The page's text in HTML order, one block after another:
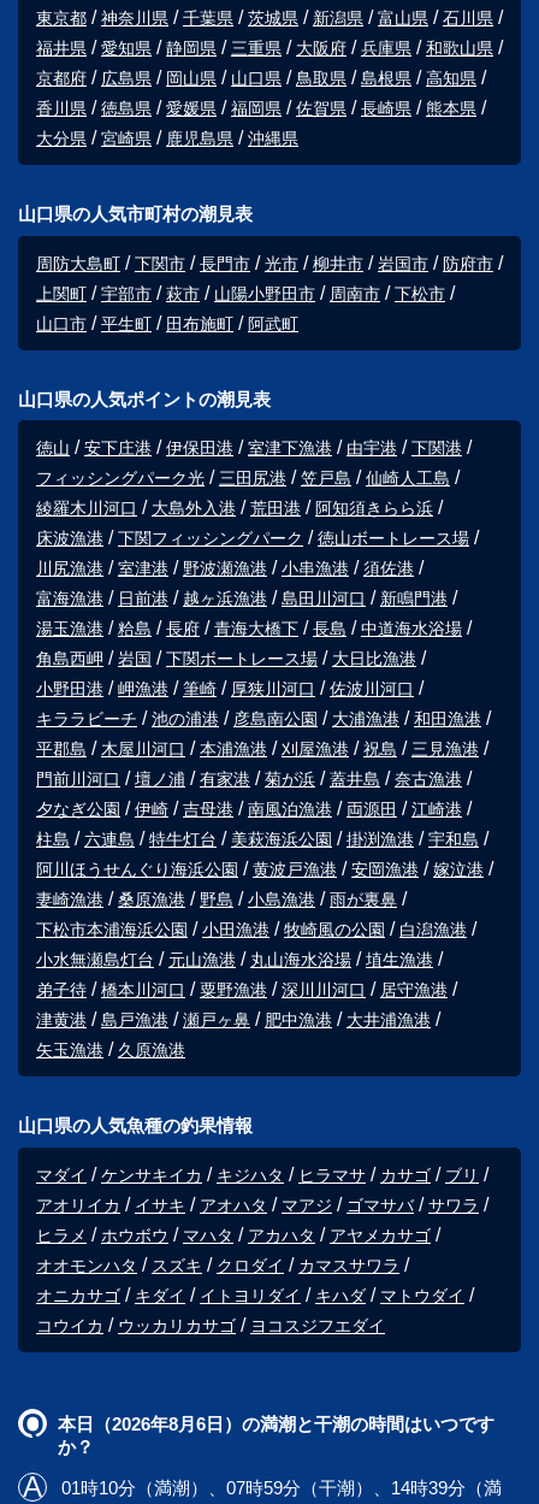
東京都
神奈川県 千葉県 茨城県 新潟県 富山県
石川県
福井県
愛知県 静岡県 三重県 大阪府 兵庫県
和歌山県
京都府
広島県 岡山県 山口県 鳥取県 島根県
高知県
香川県
徳島県 愛媛県 福岡県 佐賀県 長崎県
熊本県
大分県
宮崎県 鹿児島県 沖縄県
山口県の人気市町村の潮見表
周防大島町 下関市 長門市 光市 柳井市 岩国市
防府市
上関町
宇部市 萩市 山陽小野田市 周南市
下松市
山口市
平生町 田布施町 阿武町
山口県の人気ポイントの潮見表
徳山 安下庄港 伊保田港 室津下漁港 由宇港
下関港
フィッシングパーク光
三田尻港 笠戸島
仙崎人工島
綾羅木川河口
大島外入港 荒田港
阿知須きらら浜
床波漁港
下関フィッシングパーク
徳山ボートレース場
川尻漁港
室津港 野波瀬漁港 小串漁港
須佐港
富海漁港
日前港 越ヶ浜漁港 島田川河口
新鳴門港
湯玉漁港
粭島 長府 青海大橋下 長島
中道海水浴場
角島西岬
岩国 下関ボートレース場
大日比漁港
小野田港
岬漁港 筆崎 厚狭川河口
佐波川河口
キララビーチ
池の浦港 彦島南公園 大浦漁港
和田漁港
平郡島
木屋川河口 本浦漁港 刈屋漁港 祝島
三見漁港
門前川河口
壇ノ浦 有家港 菊が浜 蓋井島
奈古漁港
夕なぎ公園
伊崎 吉母港 南風泊漁港 両源田
江崎港
柱島
六連島 特牛灯台 美萩海浜公園 掛渕漁港
宇和島
阿川ほうせんぐり海浜公園
黄波戸漁港 安岡漁港
嫁泣港
妻崎漁港
桑原漁港 野島 小島漁港
雨が裏鼻
下松市本浦海浜公園
小田漁港 牧崎風の公園
白潟漁港
小水無瀬島灯台
元山漁港 丸山海水浴場
埴生漁港
弟子待
橋本川河口 粟野漁港 深川川河口
居守漁港
津黄港
島戸漁港 瀬戸ヶ鼻 肥中漁港
大井浦漁港
矢玉漁港
久原漁港
山口県の人気魚種の釣果情報
マダイ ケンサキイカ キジハタ ヒラマサ カサゴ
ブリ
アオリイカ
イサキ アオハタ マアジ ゴマサバ
サワラ
ヒラメ
ホウボウ マハタ アカハタ
アヤメカサゴ
オオモンハタ
スズキ クロダイ
カマスサワラ
オニカサゴ
キダイ イトヨリダイ キハダ
マトウダイ
コウイカ
ウッカリカサゴ ヨコスジフエダイ
本日（2026年8月6日）の満潮と干潮の時間はいつです
か？
01時10分（満潮）、07時59分（干潮）、14時39分（満